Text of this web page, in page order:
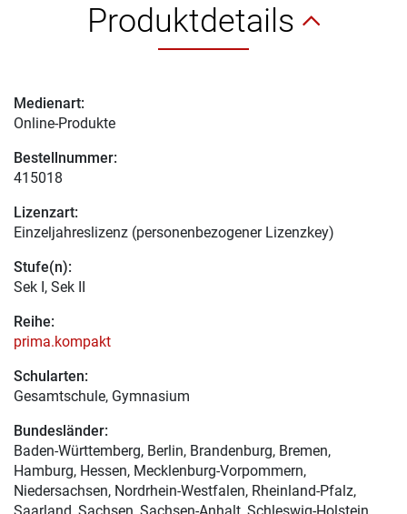
Produktdetails
Medienart:
Online-Produkte
Bestellnummer:
415018
Lizenzart:
Einzeljahreslizenz (personenbezogener Lizenzkey)
Stufe(n):
Sek I, Sek II
Reihe:
prima.kompakt
Schularten:
Gesamtschule, Gymnasium
Bundesländer:
Baden-Württemberg, Berlin, Brandenburg, Bremen,
Hamburg, Hessen, Mecklenburg-Vorpommern,
Niedersachsen, Nordrhein-Westfalen, Rheinland-Pfalz,
Saarland, Sachsen, Sachsen-Anhalt, Schleswig-Holstein,